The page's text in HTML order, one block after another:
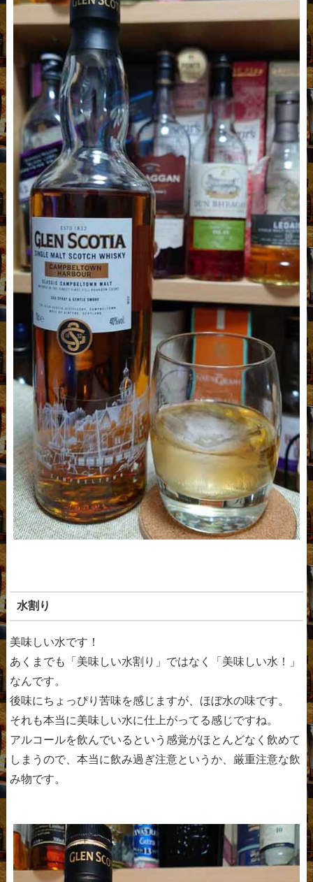
水割り
美味しい水です！
あくまでも「美味しい水割り」ではなく「美味しい水！」
なんです。
後味にちょっぴり苦味を感じますが、ほぼ水の味です。
それも本当に美味しい水に仕上がってる感じですね。
アルコールを飲んでいるという感覚がほとんどなく飲めて
しまうので、本当に飲み過ぎ注意というか、厳重注意な飲
み物です。